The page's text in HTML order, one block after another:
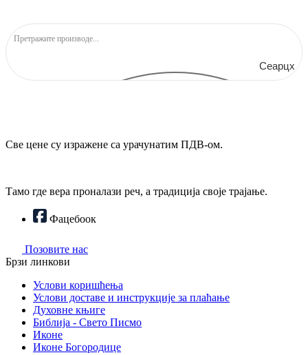
Сеарцх
Све цене су изражене са урачунатим ПДВ-ом.
Тамо где вера проналази реч, а традиција своје трајање.
Фацебоок
Позовите нас
Брзи линкови
Услови коришћења
Услови доставе и инструкције за плаћање
Духовне књиге
Библија - Свето Писмо
Иконе
Иконе Богородице